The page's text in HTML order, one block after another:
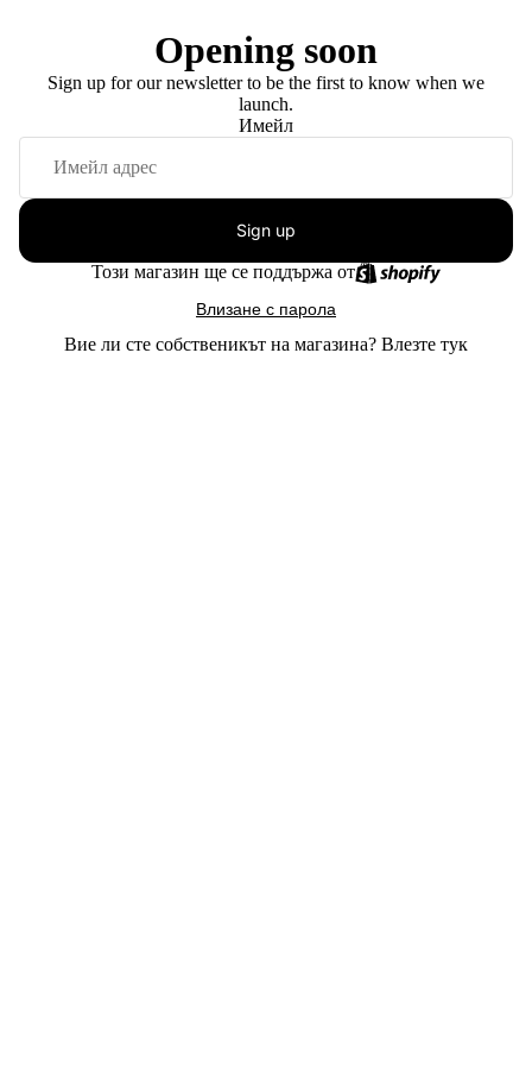
Opening soon
Sign up for our newsletter to be the first to know when we
launch.
Имейл
Sign up
Този магазин ще се поддържа от
Влизане с парола
Вие ли сте собственикът на магазина? Влезте тук